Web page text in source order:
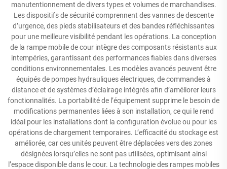
manutentionnement de divers types et volumes de marchandises.
Les dispositifs de sécurité comprennent des vannes de descente
d’urgence, des pieds stabilisateurs et des bandes réfléchissantes
pour une meilleure visibilité pendant les opérations. La conception
de la rampe mobile de cour intègre des composants résistants aux
intempéries, garantissant des performances fiables dans diverses
conditions environnementales. Les modèles avancés peuvent être
équipés de pompes hydrauliques électriques, de commandes à
distance et de systèmes d’éclairage intégrés afin d’améliorer leurs
fonctionnalités. La portabilité de l’équipement supprime le besoin de
modifications permanentes liées à son installation, ce qui le rend
idéal pour les installations dont la configuration évolue ou pour les
opérations de chargement temporaires. L’efficacité du stockage est
améliorée, car ces unités peuvent être déplacées vers des zones
désignées lorsqu’elles ne sont pas utilisées, optimisant ainsi
l’espace disponible dans le cour. La technologie des rampes mobiles